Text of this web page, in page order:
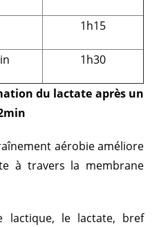
1h15
1h30
du lactate après un
aérobie améliore
à travers la membrane
lactique, le lactate, bref